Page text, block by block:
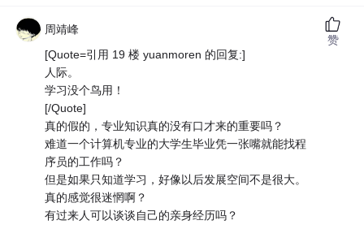
周靖峰
[Quote=引用 19 楼 yuanmoren 的回复:]
人际。
学习没个鸟用！
[/Quote]
真的假的，专业知识真的没有口才来的重要吗？
难道一个计算机专业的大学生毕业凭一张嘴就能找程
序员的工作吗？
但是如果只知道学习，好像以后发展空间不是很大。
真的感觉很迷惘啊？
有过来人可以谈谈自己的亲身经历吗？
赞